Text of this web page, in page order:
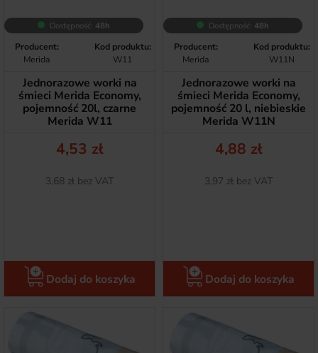
Dostępność: 48h
Producent:
Merida
Kod produktu:
W11
Jednorazowe worki na
śmieci Merida Economy,
pojemność 20l, czarne
Merida W11
Cena
4,53 zł
Netto
3,68 zł bez VAT
Dodaj do koszyka
Dostępność: 48h
Producent:
Merida
Kod produktu:
W11N
Jednorazowe worki na
śmieci Merida Economy,
pojemność 20 l, niebieskie
Merida W11N
Cena
4,88 zł
Netto
3,97 zł bez VAT
Dodaj do koszyka